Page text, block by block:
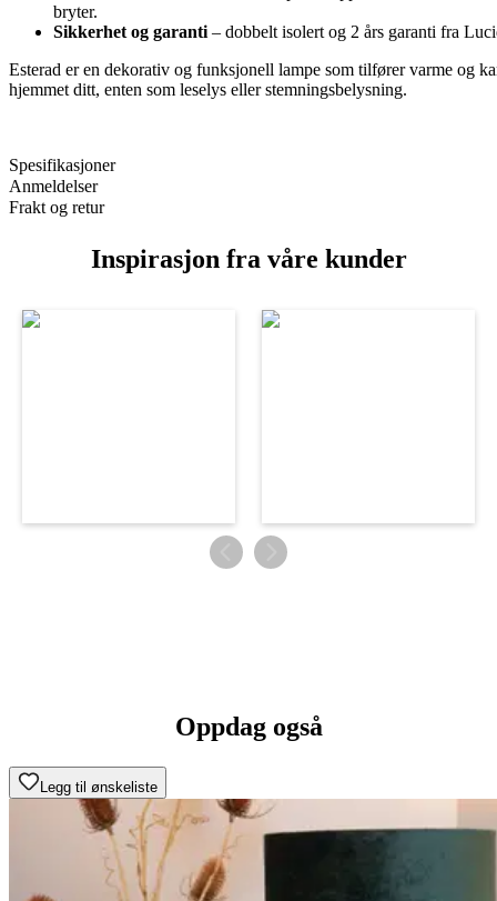
bryter.
Sikkerhet og garanti– dobbelt isolert og 2 års garanti fra
Esterad er en dekorativ og funksjonell lampe som tilfører varme og
hjemmet ditt, enten som leselys eller stemningsbelysning.
Spesifikasjoner
Anmeldelser
Frakt og retur
Inspirasjon fra våre kunder
Oppdag også
Legg til ønskeliste